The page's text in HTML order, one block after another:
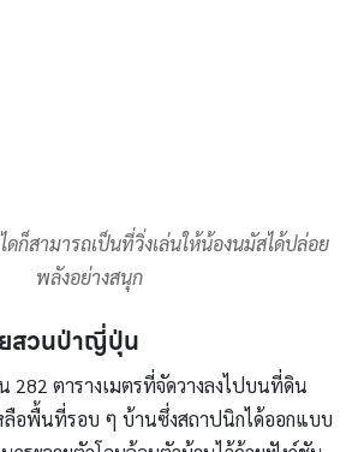
ก็สามารถเป็นที่วิ่งเล่นให้น้องนมัสได้ปล่อย
พลังอย่างสนุก
สวนป่าญี่ปุ่น
282 ตารางเมตรที่จัดวางลงไปบนที่ดิน
ลือพื้นที่รอบ ๆ บ้านซึ่งสถาปนิกได้ออกแบบ